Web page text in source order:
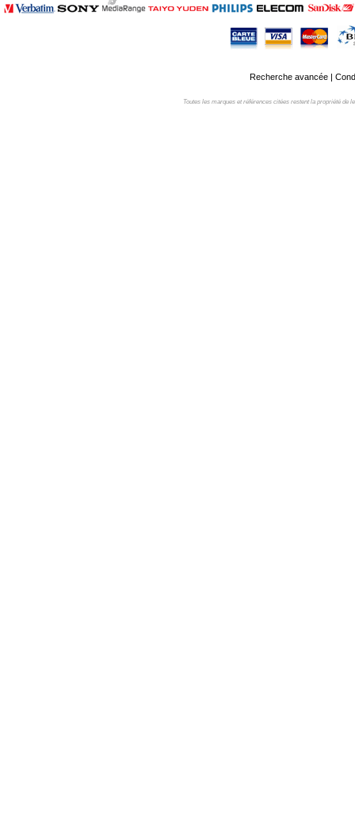
Recherche avancée|
Toutes les marques et références citées restent la propriété de